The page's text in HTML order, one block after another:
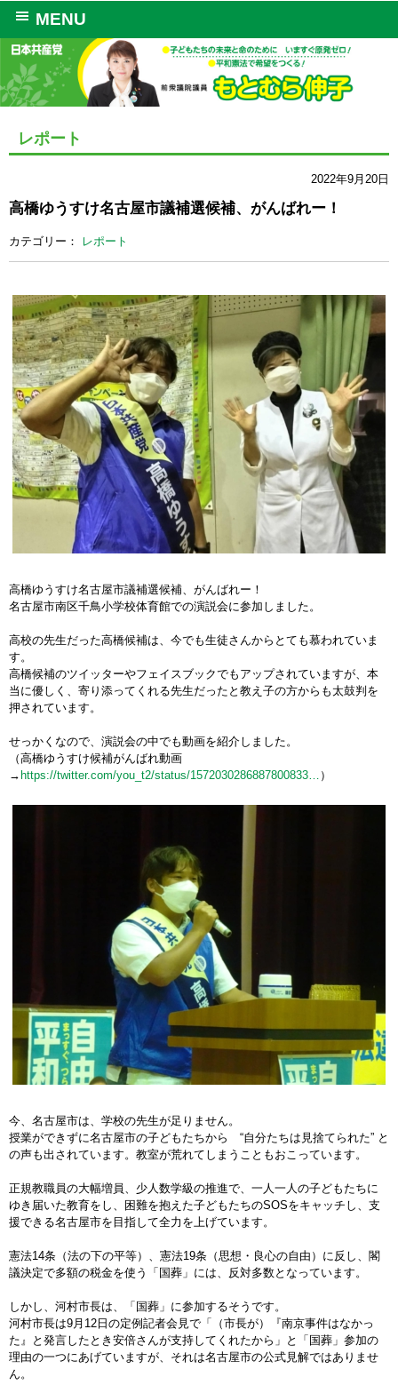
MENU
レポート
2022年9月20日
高橋ゆうすけ名古屋市議補選候補、がんばれー！
カテゴリー： レポート
高橋ゆうすけ名古屋市議補選候補、がんばれー！
名古屋市南区千鳥小学校体育館での演説会に参加しました。
高校の先生だった高橋候補は、今でも生徒さんからとても慕われていま
す。
高橋候補のツイッターやフェイスブックでもアップされていますが、本
当に優しく、寄り添ってくれる先生だったと教え子の方からも太鼓判を
押されています。
せっかくなので、演説会の中でも動画を紹介しました。
（高橋ゆうすけ候補がんばれ動画
→https://twitter.com/you_t2/status/1572030286887800833… ）
今、名古屋市は、学校の先生が足りません。
授業ができずに名古屋市の子どもたちから “自分たちは見捨てられた” と
の声も出されています。教室が荒れてしまうこともおこっています。
正規教職員の大幅増員、少人数学級の推進で、一人一人の子どもたちに
ゆき届いた教育をし、困難を抱えた子どもたちのSOSをキャッチし、支
援できる名古屋市を目指して全力を上げています。
憲法14条（法の下の平等）、憲法19条（思想・良心の自由）に反し、閣
議決定で多額の税金を使う「国葬」には、反対多数となっています。
しかし、河村市長は、「国葬」に参加するそうです。
河村市長は9月12日の定例記者会見で「（市長が）『南京事件はなかっ
た』と発言したとき安倍さんが支持してくれたから」と「国葬」参加の
理由の一つにあげていますが、それは名古屋市の公式見解ではありませ
ん。